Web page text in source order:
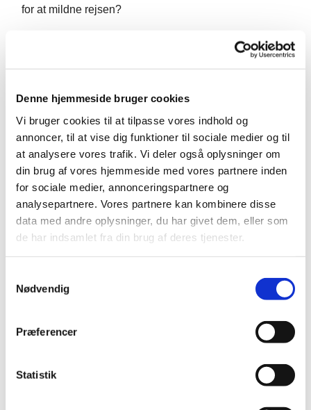
Denne hjemmeside bruger cookies
Vi bruger cookies til at tilpasse vores indhold og
annoncer, til at vise dig funktioner til sociale medier og til
at analysere vores trafik. Vi deler også oplysninger om
din brug af vores hjemmeside med vores partnere inden
for sociale medier, annonceringspartnere og
analysepartnere. Vores partnere kan kombinere disse
data med andre oplysninger, du har givet dem, eller som
de har indsamlet fra din brug af deres tjenester.
Nødvendig
Præferencer
Statistik
for at mildne rejsen?
Esben svarer på disse og andre helt konkrete
spørgsmål i sit foredrag, der er baseret på hans bog
håndbog for efterladte". Bogen følger hans bestseller
resten af livet", der udforsker sorgen med
udgangspunkt i hans søns død. Siden er han blevet
en markant stemme i sorgdebatten.
Esben giver en meget hands-on introduktion til sorg for
nye efterladte, så de ved, hvor de kan handle i sorgen,
og hvor de er nødt til at lade sig slæbe af sted af
sorgen, mens den gør, hvad sorgen skal.
præsenterer masser af konkret viden og værktøjer, der
efterladte til at få et bedre sorgforløb.